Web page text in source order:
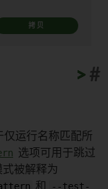
拷贝
#
>
>
>
>
>
>
>
>
>
>
仅运行名称匹配所
选项可用于跳过
被解释为
和 --test-